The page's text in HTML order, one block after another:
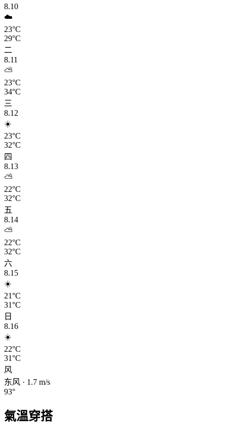
8.10
☁️
23°C
29°C
二
8.11
⛅
23°C
34°C
三
8.12
☀️
23°C
32°C
四
8.13
⛅
22°C
32°C
五
8.14
⛅
22°C
32°C
六
8.15
☀️
21°C
31°C
日
8.16
☀️
22°C
31°C
风
东风 · 1.7 m/s
93°
氣溫穿搭